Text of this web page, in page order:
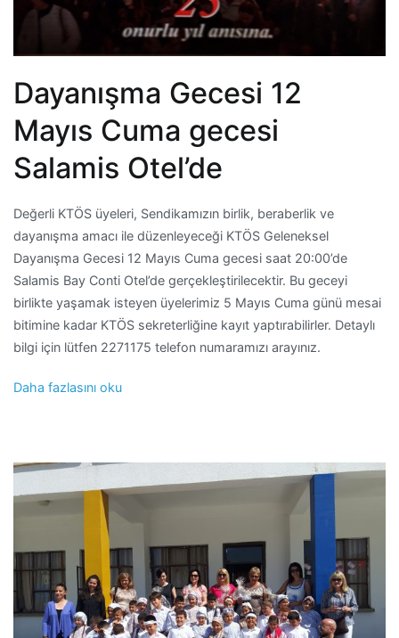
Dayanışma Gecesi 12
Mayıs Cuma gecesi
Salamis Otel’de
Değerli KTÖS üyeleri, Sendikamızın birlik, beraberlik ve
dayanışma amacı ile düzenleyeceği KTÖS Geleneksel
Dayanışma Gecesi 12 Mayıs Cuma gecesi saat 20:00’de
Salamis Bay Conti Otel’de gerçekleştirilecektir. Bu geceyi
birlikte yaşamak isteyen üyelerimiz 5 Mayıs Cuma günü mesai
bitimine kadar KTÖS sekreterliğine kayıt yaptırabilirler. Detaylı
bilgi için lütfen 2271175 telefon numaramızı arayınız.
Daha fazlasını oku